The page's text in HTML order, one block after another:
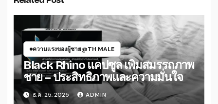
ความแรงของผู้ชาย@TH MALE
Black Rhino แคปซูล เพิ่มสมรรถภาพ
ชาย – ประสิทธิภาพและความมั่นใจ
ธ.ค. 25, 2025 ADMIN